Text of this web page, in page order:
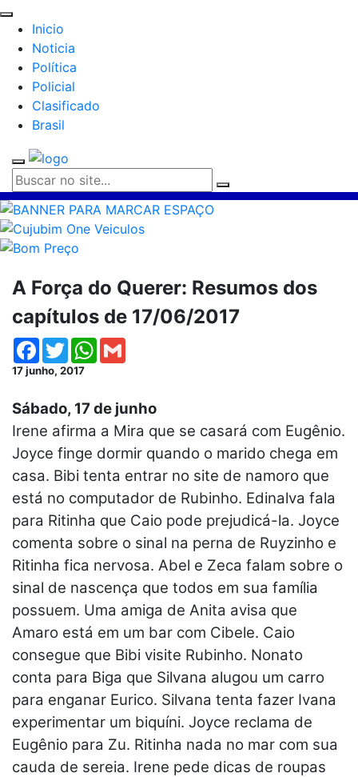
Inicio
Noticia
Política
Policial
Clasificado
Brasil
A Força do Querer: Resumos dos
capítulos de 17/06/2017
Facebook
TwitterWhatsApp
17 junho, 2017
Sábado, 17 de junho
Irene afirma a Mira que se casará com Eugênio.
Joyce finge dormir quando o marido chega em
casa. Bibi tenta entrar no site de namoro que
está no computador de Rubinho. Edinalva fala
para Ritinha que Caio pode prejudicá-la. Joyce
comenta sobre o sinal na perna de Ruyzinho e
Ritinha fica nervosa. Abel e Zeca falam sobre o
sinal de nascença que todos em sua família
possuem. Uma amiga de Anita avisa que
Amaro está em um bar com Cibele. Caio
consegue que Bibi visite Rubinho. Nonato
conta para Biga que Silvana alugou um carro
para enganar Eurico. Silvana tenta fazer Ivana
experimentar um biquíni. Joyce reclama de
Eugênio para Zu. Ritinha nada no mar com sua
cauda de sereia. Irene pede dicas de roupas